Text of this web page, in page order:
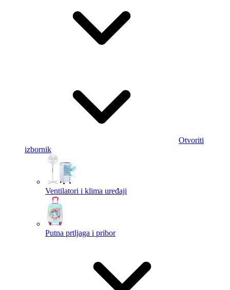
Otvoriti
izbornik
Ventilatori i klima uređaji
Putna prtljaga i pribor